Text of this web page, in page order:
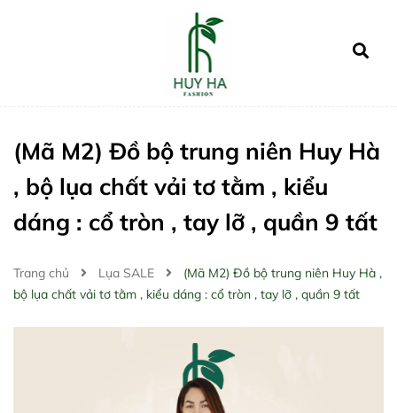
(Mã M2) Đồ bộ trung niên Huy Hà
, bộ lụa chất vải tơ tằm , kiểu
dáng : cổ tròn , tay lỡ , quần 9 tất
Trang chủ Lụa SALE
(Mã M2) Đồ bộ trung niên Huy Hà ,
bộ lụa chất vải tơ tằm , kiểu dáng : cổ tròn , tay lỡ , quần 9 tất